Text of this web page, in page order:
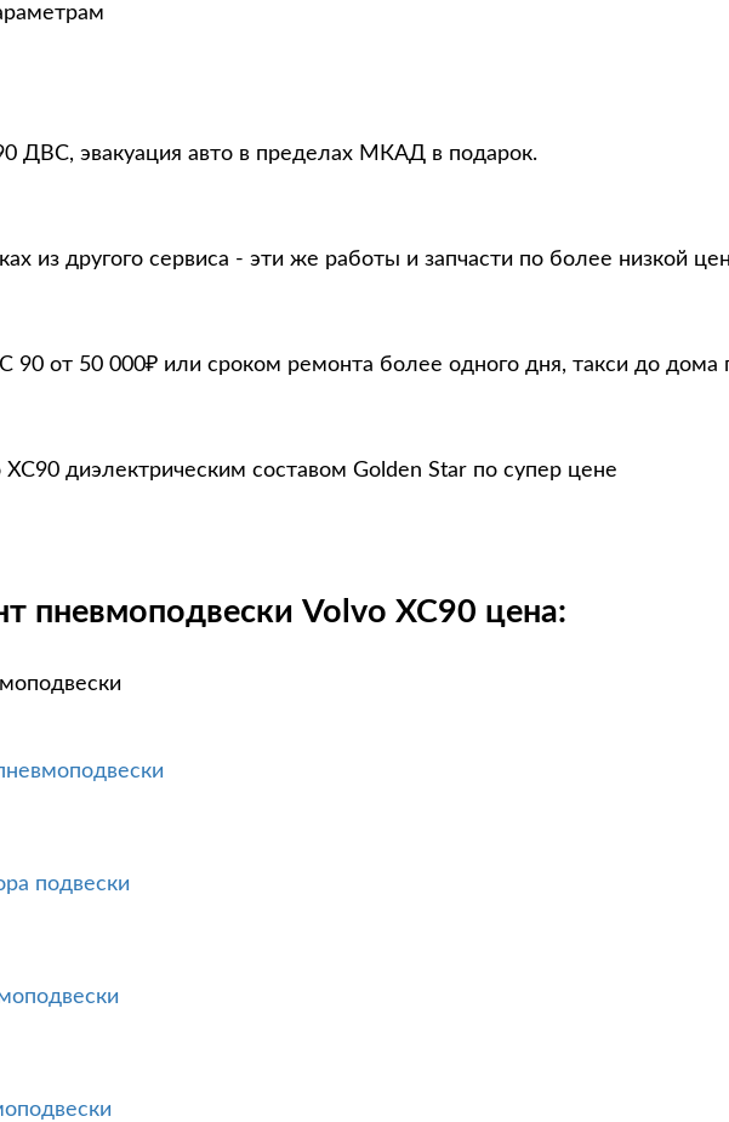
ДВС, эвакуация авто в пределах МКАД в подарок.
из другого сервиса - эти же работы и запчасти по более низкой
90 от 50 000₽ или сроком ремонта более одного дня, такси до дома
диэлектрическим составом Golden Star по супер цене
пневмоподвески Volvo XC90 цена:
подвески